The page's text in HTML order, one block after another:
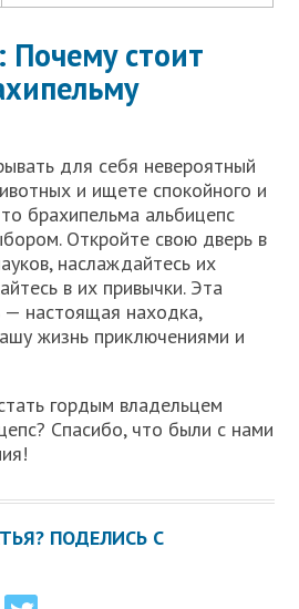
стоит
для себя невероятный
и ищете спокойного и
брахипельма альбицепс
Откройте свою дверь в
наслаждайтесь их
в их привычки. Эта
— настоящая находка,
жизнь приключениями и
гордым владельцем
Спасибо, что были с нами
ПОДЕЛИСЬ С